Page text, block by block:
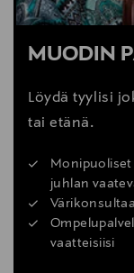
MUODIN
Löydä tyylisi
tai etänä.
Monipuoliset
juhlan
vaatteisiisi